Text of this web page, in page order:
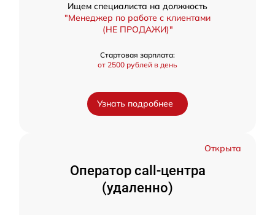
Ищем специалиста на должность
"Менеджер по работе с клиентами
(НЕ ПРОДАЖИ)"
Стартовая зарплата:
от 2500 рублей в день
Узнать подробнее
Открыта
Оператор call-центра
(удаленно)